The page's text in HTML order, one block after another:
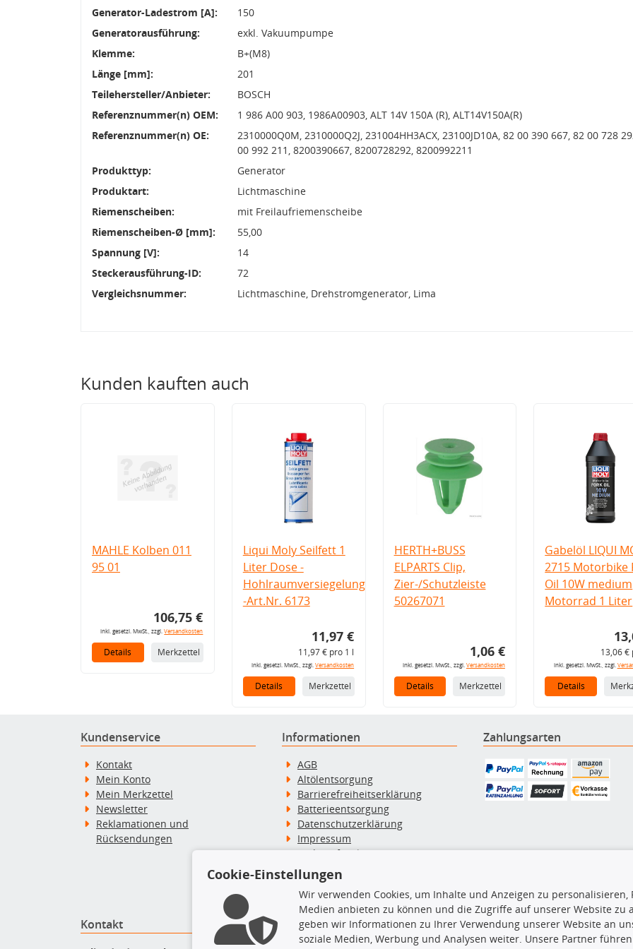
Generator-Ladestrom [A]:
150
Generatorausführung:
exkl. Vakuumpumpe
Klemme:
B+(M8)
Länge [mm]:
201
Teilehersteller/Anbieter:
BOSCH
Referenznummer(n) OEM:
1 986 A00 903, 1986A00903, ALT 14V 150A (R), ALT14V150A(R)
Referenznummer(n) OE:
2310000Q0M, 2310000Q2J, 231004HH3ACX, 23100JD10A, 82 00 390 667, 82 00 728
00 992 211, 8200390667, 8200728292, 8200992211
Produkttyp:
Generator
Produktart:
Lichtmaschine
Riemenscheiben:
mit Freilaufriemenscheibe
Riemenscheiben-Ø [mm]:
55,00
Spannung [V]:
14
Steckerausführung-ID:
72
Vergleichsnummer:
Lichtmaschine, Drehstromgenerator, Lima
Kunden kauften auch
MAHLE Kolben 011
95 01
106,75 €
inkl. gesetzl. MwSt., zzgl.Versandkosten
Details Merkzettel
Liqui Moly Seilfett 1
Liter Dose -
Hohlraumversiegelung
-Art.Nr. 6173
11,97 €
11,97 € pro 1 l
inkl. gesetzl. MwSt., zzgl.Versandkosten
Details Merkzettel
HERTH+BUSS
ELPARTS Clip,
Zier-/Schutzleiste
50267071
1,06 €
inkl. gesetzl. MwSt., zzgl. Versandkosten
Details Merkzettel
Gabelöl LIQUI
2715 Motorbike
Oil 10W medium
Motorrad 1 Liter
13,06 €
inkl. gesetzl. MwSt., zzgl.
Details
Kundenservice
Kontakt
Mein Konto
Mein Merkzettel
Newsletter
Reklamationen und
Rücksendungen
Informationen
AGB
Altölentsorgung
Barrierefreiheitserklärung
Batterieentsorgung
Datenschutzerklärung
Impressum
Widerrufsbelehrung
Widerruf des Vertrags
Zahlung & Versand
Zahlungsarten
Kontakt Top Produkte TecDoc Inside
Cookie-Einstellungen
Wir verwenden Cookies, um Inhalte und Anzeigen zu
Medien anbieten zu können und die Zugriffe auf unserer Website zu
geben wir Informationen zu Ihrer Verwendung unserer Website an
soziale Medien, Werbung und Analysen weiter. Unsere Partner